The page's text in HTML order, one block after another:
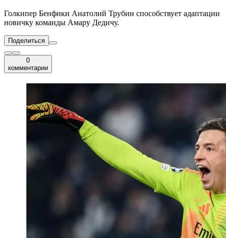
Голкипер Бенфики Анатолий Трубин способствует адаптации
новичку команды Амару Дедичу.
Поделиться
0
комментарии